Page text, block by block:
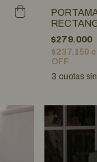
$279.000
$237.150
OFF
3 cuotas